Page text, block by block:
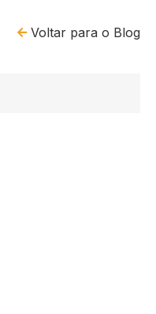
Voltar para o Blog